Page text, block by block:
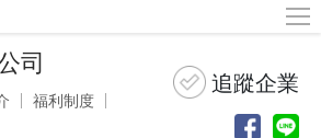
司
福利制度